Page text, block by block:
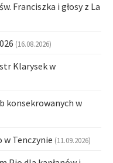
Franciszka i głosy z La
(16.08.2026)
Klarysek w
konsekrowanych w
w Tenczynie (11.09.2026)